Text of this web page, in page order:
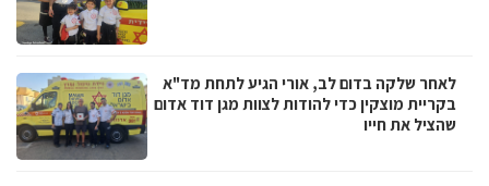
לאחר שלקה בדום לב, אורי הגיע לתחת מד"א
בקריית מוצקין כדי להודות לצוות מגן דוד אדום
שהציל את חייו